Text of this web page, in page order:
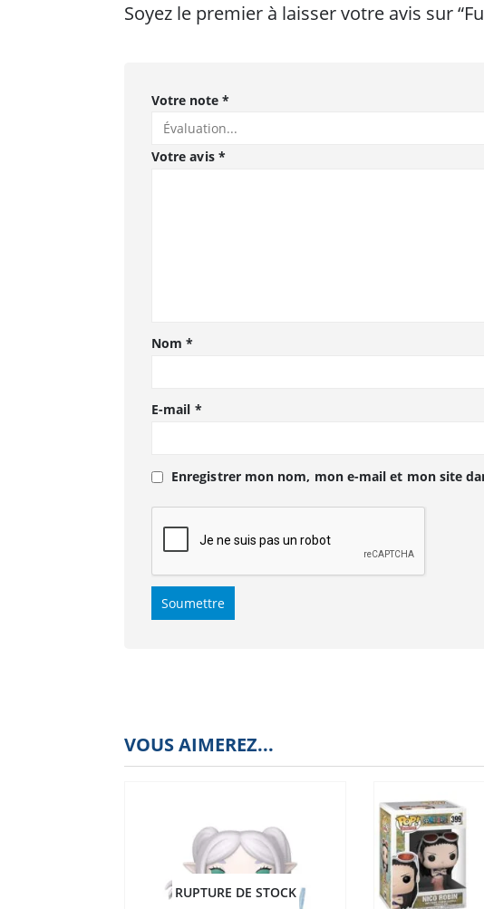
Soyez le premier à laisser votre avis sur
Votre note *
Votre avis *
Nom*
E-mail *
Enregistrer mon nom, mon e-mail et mon site
VOUS AIMEREZ...
RUPTURE DE STOCK